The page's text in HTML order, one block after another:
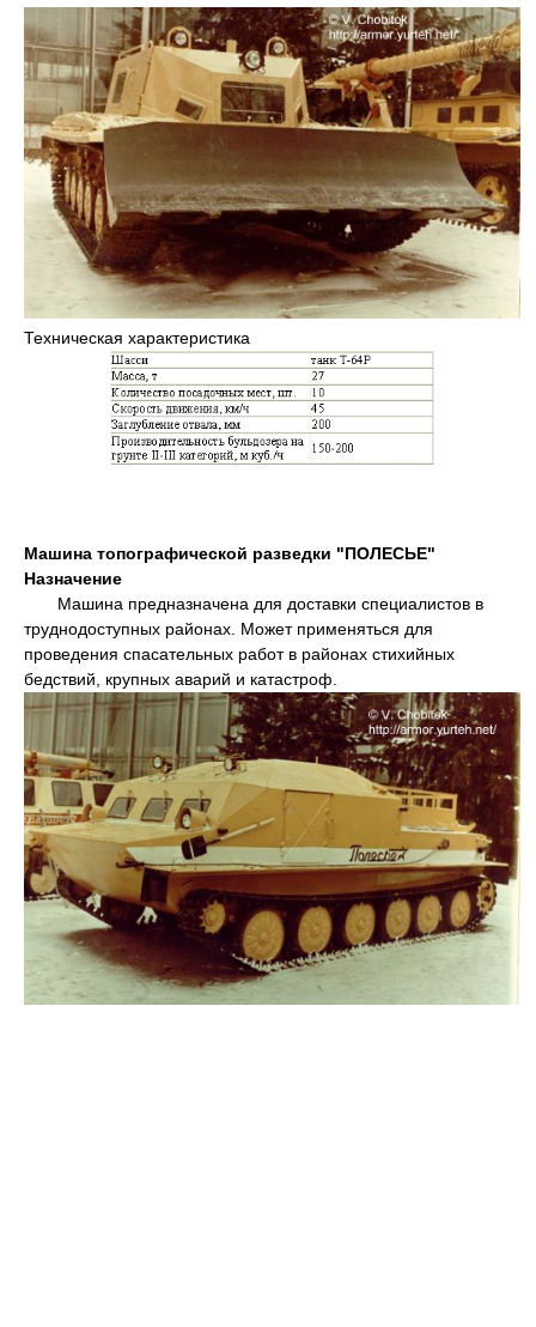
Техническая характеристика
Машина топографической разведки "ПОЛЕСЬЕ"
Назначение
Машина предназначена для доставки специалистов в
труднодоступных районах. Может применяться для
проведения спасательных работ в районах стихийных
бедствий, крупных аварий и катастроф.